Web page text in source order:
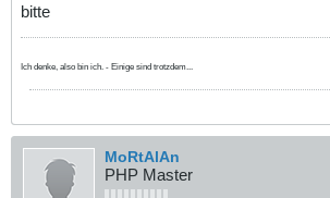
bitte
Ich denke, also bin ich. - Einige sind trotzdem...
MoRtAlAn
PHP Master